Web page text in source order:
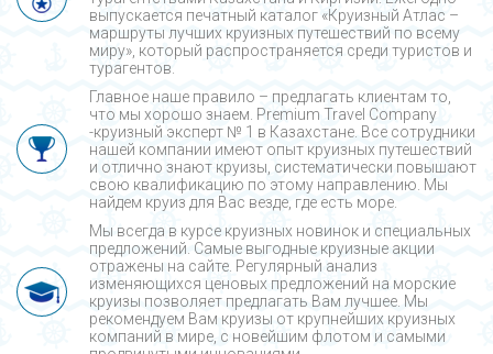
выпускается печатный каталог «Круизный Атлас –
маршруты лучших круизных путешествий по всему
миру», который распространяется среди туристов и
турагентов.
Главное наше правило – предлагать клиентам то,
что мы хорошо знаем. Premium Travel Company
-круизный эксперт № 1 в Казахстане. Все сотрудники
нашей компании имеют опыт круизных путешествий
и отлично знают круизы, систематически повышают
свою квалификацию по этому направлению. Мы
найдем круиз для Вас везде, где есть море.
Мы всегда в курсе круизных новинок и специальных
предложений. Самые выгодные круизные акции
отражены на сайте. Регулярный анализ
изменяющихся ценовых предложений на морские
круизы позволяет предлагать Вам лучшее. Мы
рекомендуем Вам круизы от крупнейших круизных
компаний в мире, с новейшим флотом и самыми